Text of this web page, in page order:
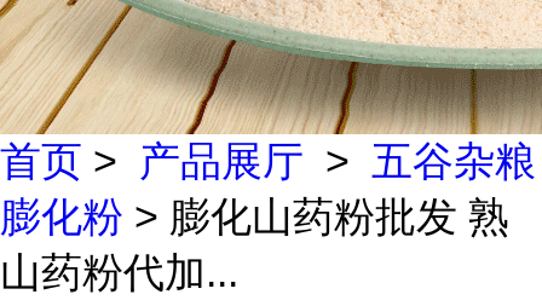
首页 > 产品展厅 > 五谷杂粮
膨化粉 > 膨化山药粉批发 熟
山药粉代加...